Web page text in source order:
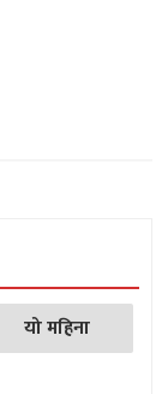
यो महिना